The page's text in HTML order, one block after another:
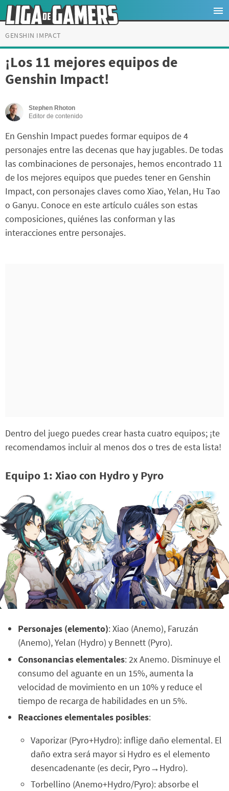
GENSHIN IMPACT
¡Los 11 mejores equipos de
Genshin Impact!
Stephen Rhoton
Editor de contenido
En Genshin Impact puedes formar equipos de 4
personajes entre las decenas que hay jugables. De todas
las combinaciones de personajes, hemos encontrado 11
de los mejores equipos que puedes tener en Genshin
Impact, con personajes claves como Xiao, Yelan, Hu Tao
o Ganyu. Conoce en este artículo cuáles son estas
composiciones, quiénes las conforman y las
interacciones entre personajes.
Dentro del juego puedes crear hasta cuatro equipos; ¡te
recomendamos incluir al menos dos o tres de esta lista!
Equipo 1: Xiao con Hydro y Pyro
Personajes (elemento): Xiao (Anemo), Faruzán
(Anemo), Yelan (Hydro) y Bennett (Pyro).
Consonancias elementales: 2x Anemo. Disminuye el
consumo del aguante en un 15%, aumenta la
velocidad de movimiento en un 10% y reduce el
tiempo de recarga de habilidades en un 5%.
Reacciones elementales posibles:
Vaporizar (Pyro+Hydro): inflige daño elemental. El
daño extra será mayor si Hydro es el elemento
desencadenante (es decir, Pyro→Hydro).
Torbellino (Anemo+Hydro/Pyro): absorbe el